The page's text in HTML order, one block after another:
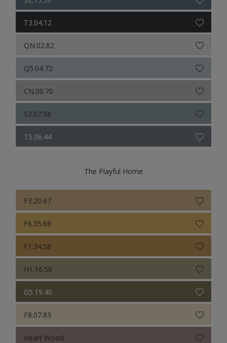
T3.04.12
QN.02.82
Q5.04.72
CN.00.70
S2.07.58
T5.06.44
The Playful Home
F3.20.67
F6.35.68
F1.34.58
H1.16.58
G5.19.40
F8.07.83
Heart Wood